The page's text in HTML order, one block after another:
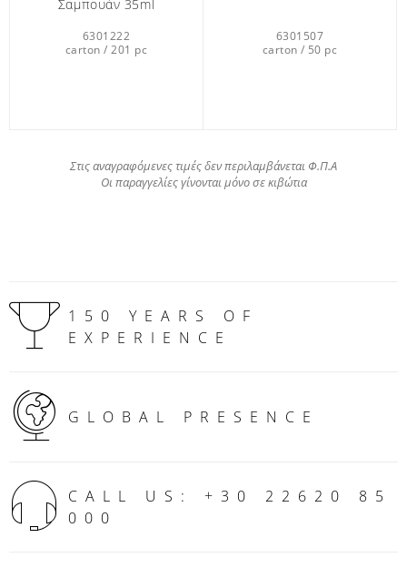
Σαμπουάν 35ml
6301222
carton / 201 pc
6301507
carton / 50 pc
Στις αναγραφόμενες τιμές δεν περιλαμβάνεται Φ.Π.Α
Οι παραγγελίες γίνονται μόνο σε κιβώτια
150 YEARS OF
EXPERIENCE
GLOBAL PRESENCE
CALL US: +30 22620 85
000